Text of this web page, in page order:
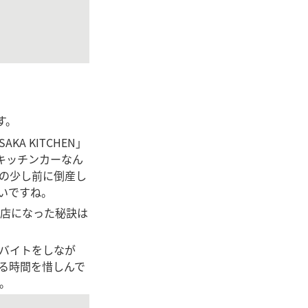
KITCHEN」
ッチンカーなん
少し前に倒産し
すね。
になった秘訣は
イトをしなが
時間を惜しんで